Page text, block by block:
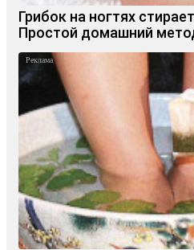
Грибок на ногтях
Простой домашний